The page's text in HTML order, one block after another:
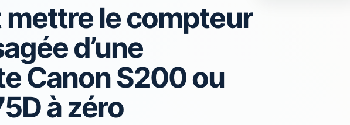
le compteur
d’une
Canon S200 ou
à zéro